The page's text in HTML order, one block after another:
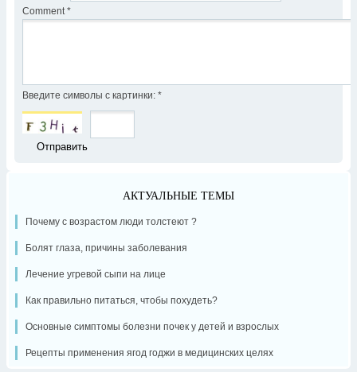
Comment *
Введите символы с картинки: *
АКТУАЛЬНЫЕ ТЕМЫ
Почему с возрастом люди толстеют ?
Болят глаза, причины заболевания
Лечение угревой сыпи на лице
Как правильно питаться, чтобы похудеть?
Основные симптомы болезни почек у детей и взрослых
Рецепты применения ягод годжи в медицинских целях